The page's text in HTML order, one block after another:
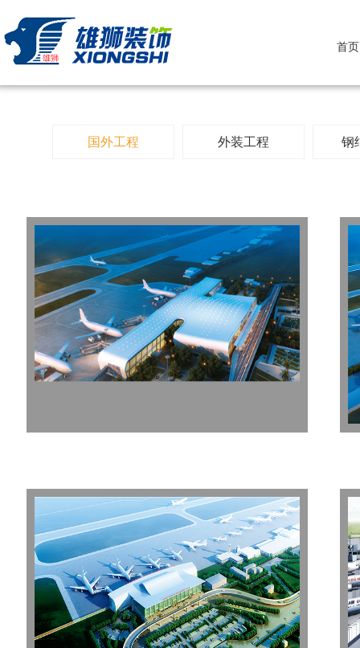
首页
国外工程 外装工程 钢